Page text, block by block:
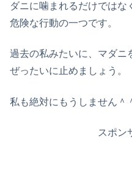
ダニに噛まれるだけではな
危険な行動の一つです。
過去の私みたいに、マダニ
ぜったいに止めましょう。
私も絶対にもうしません＾
スポン